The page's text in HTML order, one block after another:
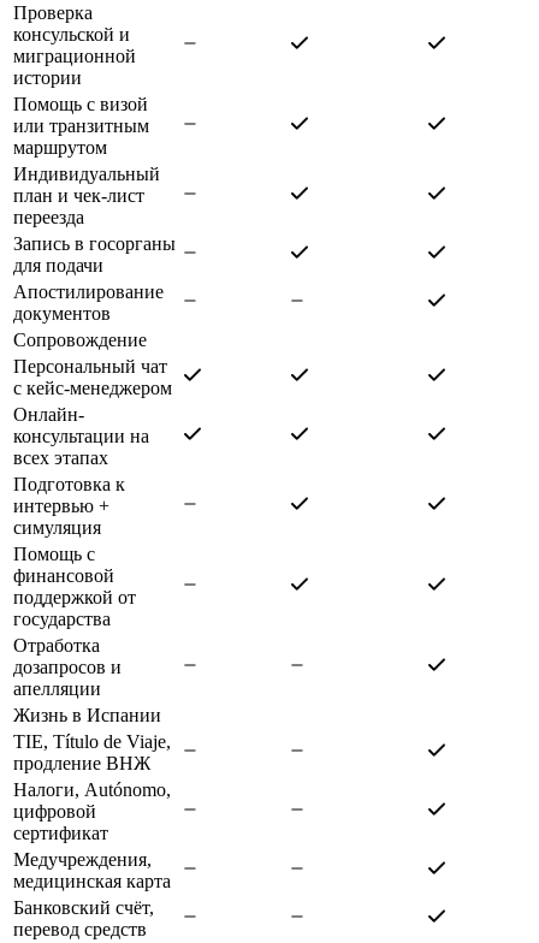
Проверка
консульской и
миграционной
истории
Помощь с визой
или транзитным
маршрутом
Индивидуальный
план и чек-лист
переезда
Запись в госорганы
для подачи
Апостилирование
документов
Сопровождение
Персональный чат
с кейс-менеджером
Онлайн-
консультации на
всех этапах
Подготовка к
интервью +
симуляция
Помощь с
финансовой
поддержкой от
государства
Отработка
дозапросов и
апелляции
Жизнь в Испании
TIE, Título de Viaje,
продление ВНЖ
Налоги, Autónomo,
цифровой
сертификат
Медучреждения,
медицинская карта
Банковский счёт,
перевод средств